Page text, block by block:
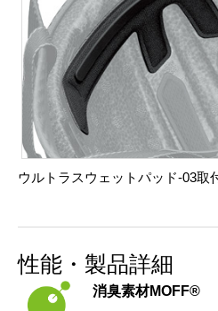
ウルトラスウェットパッド-03取
性能・製品詳細
消臭素材MOFF®